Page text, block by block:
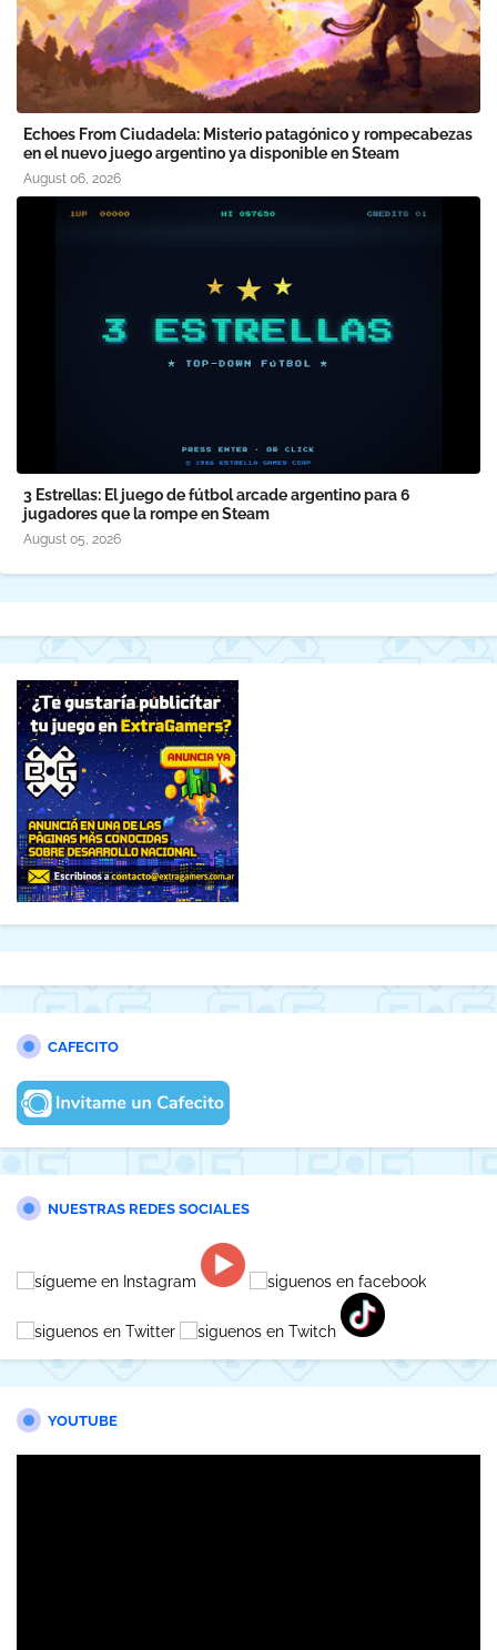
Echoes From Ciudadela: Misterio patagónico y rompecabezas
en el nuevo juego argentino ya disponible en Steam
August 06, 2026
3 Estrellas: El juego de fútbol arcade argentino para 6
jugadores que la rompe en Steam
August 05, 2026
CAFECITO
NUESTRAS REDES SOCIALES
YOUTUBE